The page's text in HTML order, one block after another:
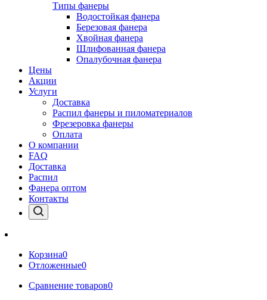
Типы фанеры
Водостойкая фанера
Березовая фанера
Хвойная фанера
Шлифованная фанера
Опалубочная фанера
Цены
Акции
Услуги
Доставка
Распил фанеры и пиломатериалов
Фрезеровка фанеры
Оплата
О компании
FAQ
Доставка
Распил
Фанера оптом
Контакты
Корзина0
Отложенные0
Сравнение товаров0